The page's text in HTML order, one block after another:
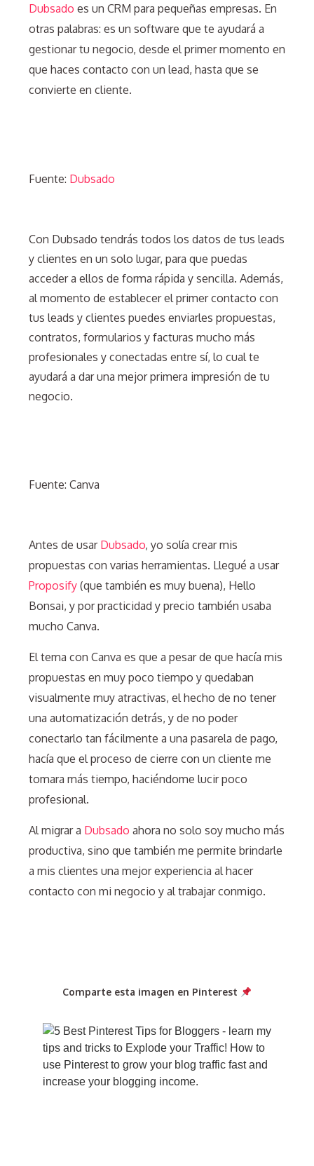
Dubsado es un CRM para pequeñas empresas. En
otras palabras: es un software que te ayudará a
gestionar tu negocio, desde el primer momento en
que haces contacto con un lead, hasta que se
convierte en cliente.
Fuente: Dubsado
Con Dubsado tendrás todos los datos de tus leads
y clientes en un solo lugar, para que puedas
acceder a ellos de forma rápida y sencilla. Además,
al momento de establecer el primer contacto con
tus leads y clientes puedes enviarles propuestas,
contratos, formularios y facturas mucho más
profesionales y conectadas entre sí, lo cual te
ayudará a dar una mejor primera impresión de tu
negocio.
Fuente: Canva
Antes de usar Dubsado, yo solía crear mis
propuestas con varias herramientas. Llegué a usar
Proposify (que también es muy buena), Hello
Bonsai, y por practicidad y precio también usaba
mucho Canva.
El tema con Canva es que a pesar de que hacía mis
propuestas en muy poco tiempo y quedaban
visualmente muy atractivas, el hecho de no tener
una automatización detrás, y de no poder
conectarlo tan fácilmente a una pasarela de pago,
hacía que el proceso de cierre con un cliente me
tomara más tiempo, haciéndome lucir poco
profesional.
Al migrar a Dubsado ahora no solo soy mucho más
productiva, sino que también me permite brindarle
a mis clientes una mejor experiencia al hacer
contacto con mi negocio y al trabajar conmigo.
Comparte esta imagen en Pinterest